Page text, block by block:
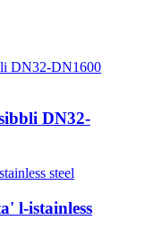
DN32-
l-istainless